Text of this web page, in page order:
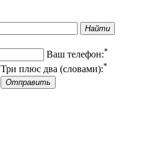
Найти
Ваш телефон:*
Три плюс два (словами):*
Отправить